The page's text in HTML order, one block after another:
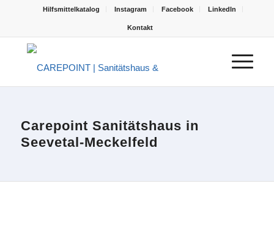
Hilfsmittelkatalog Instagram Facebook LinkedIn
Kontakt
Carepoint Sanitätshaus in
Seevetal-Meckelfeld